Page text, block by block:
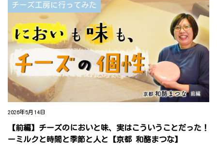
チーズ工房に行ってみた
2026年5月14日
【前編】チーズのにおいと味、実はこういうことだった！
ーミルクと時間と季節と人と【京都 和酪まつな】